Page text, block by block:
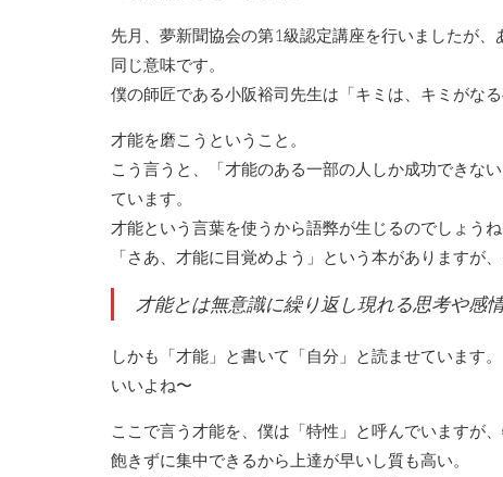
先月、夢新聞協会の第1級認定講座を行いましたが
同じ意味です。
僕の師匠である小阪裕司先生は「キミは、キミがな
才能を磨こうということ。
こう言うと、「才能のある一部の人しか成功できな
ています。
才能という言葉を使うから語弊が生じるのでしょうね
「さあ、才能に目覚めよう」という本がありますが
才能とは無意識に繰り返し現れる思考や感
しかも「才能」と書いて「自分」と読ませています。
いいよね〜
ここで言う才能を、僕は「特性」と呼んでいますが
飽きずに集中できるから上達が早いし質も高い。